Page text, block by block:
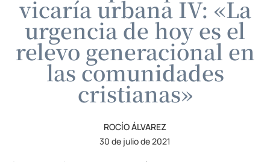
vicaría urbana IV: «La
urgencia de hoy es el
relevo generacional en
las comunidades
cristianas»
ROCÍO ÁLVAREZ
30 de julio de 2021